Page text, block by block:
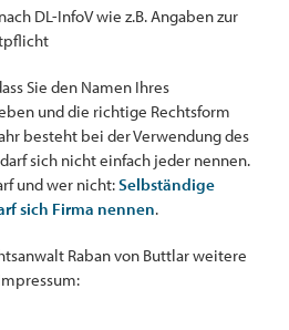
DL-InfoV wie z.B. Angaben zur
Sie den Namen Ihres
und die richtige Rechtsform
besteht bei der Verwendung des
sich nicht einfach jeder nennen.
und wer nicht:Selbständige
sich Firma nennen.
Raban von Buttlar weitere